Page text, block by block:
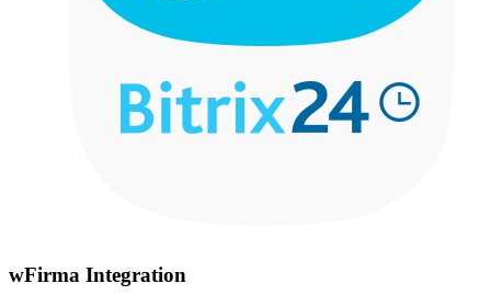
wFirma Integration